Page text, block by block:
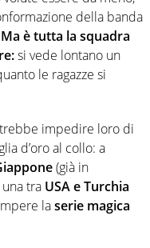
della banda
Ma è tutta la squadra
si vede lontano un
le ragazze si
impedire loro di
d’oro al collo: a
(già in
tra USA e Turchia
laserie magica